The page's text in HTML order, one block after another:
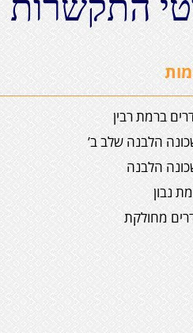
הלבנה שלב ב’
הלבנה
נבון